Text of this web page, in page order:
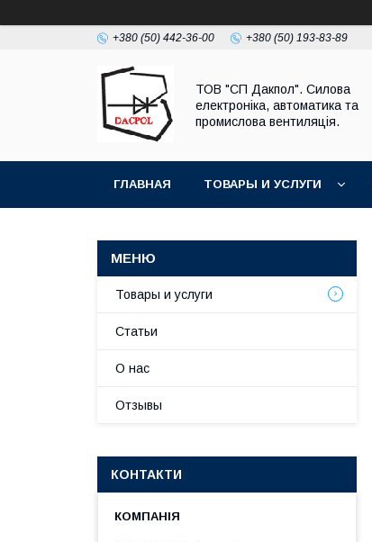
+380 (50) 442-36-00 +380 (50) 193-83-89
ТОВ "СП Дакпол". Силова
електроніка, автоматика та
промислова вентиляція.
ГЛАВНАЯ ТОВАРЫ И УСЛУГИ
Товары и услуги
Статьи
О нас
Отзывы
КОНТАКТИ